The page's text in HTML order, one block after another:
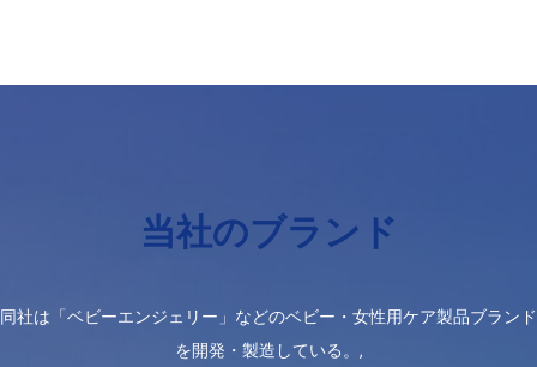
当社のブランド
同社は「ベビーエンジェリー」などのベビー・女性用ケア製品ブランド
を開発・製造している。,